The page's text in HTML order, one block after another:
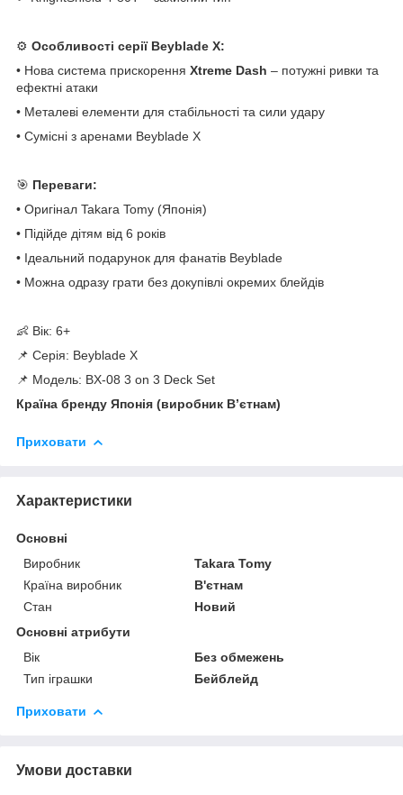
⚙️ Особливості серії Beyblade X:
• Нова система прискорення Xtreme Dash – потужні ривки та
ефектні атаки
• Металеві елементи для стабільності та сили удару
• Сумісні з аренами Beyblade X
🎯 Переваги:
• Оригінал Takara Tomy (Японія)
• Підійде дітям від 6 років
• Ідеальний подарунок для фанатів Beyblade
• Можна одразу грати без докупівлі окремих блейдів
👶 Вік: 6+
📌 Серія: Beyblade X
📌 Модель: BX-08 3 on 3 Deck Set
Країна бренду Японія (виробник Вʼєтнам)
Приховати
Характеристики
Основні
Виробник
Takara Tomy
Країна виробник
В'єтнам
Стан
Новий
Основні атрибути
Вік
Без обмежень
Тип іграшки
Бейблейд
Приховати
Умови доставки